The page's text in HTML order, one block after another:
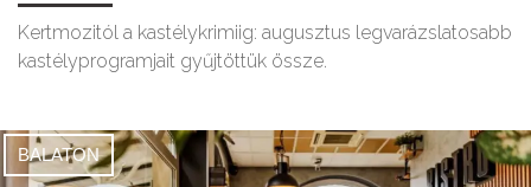
Kertmozitól a kastélykrimiig: augusztus legvarázslatosabb
kastélyprogramjait gyűjtöttük össze.
BALATON